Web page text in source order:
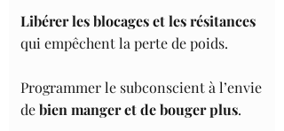
Libérer les blocages et les résitances
qui empêchent la perte de poids.
Programmer le subconscient à l’envie
debien manger et de bouger plus.